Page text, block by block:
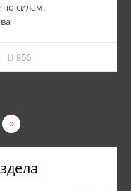
силам.
856
»